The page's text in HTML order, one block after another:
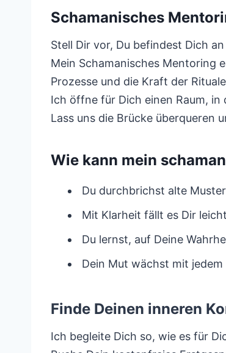
Schamanisches
Stell Dir vor, Du befindest Dich
Mein Schamanisches Mentoring
Prozesse und die Kraft der
Ich öffne für Dich einen Raum,
Lass uns die Brücke überqueren
Wie kann mein
Du durchbrichst alte
Mit Klarheit fällt es Dir
Du lernst, auf Deine
Dein Mut wächst mit
Finde Deinen inneren
Ich begleite Dich so, wie es für